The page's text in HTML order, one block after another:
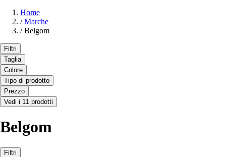
Home
/ Marche
/ Belgom
Filtri
Taglia
Colore
Tipo di prodotto
Prezzo
Vedi i 11 prodotti
Belgom
Filtri